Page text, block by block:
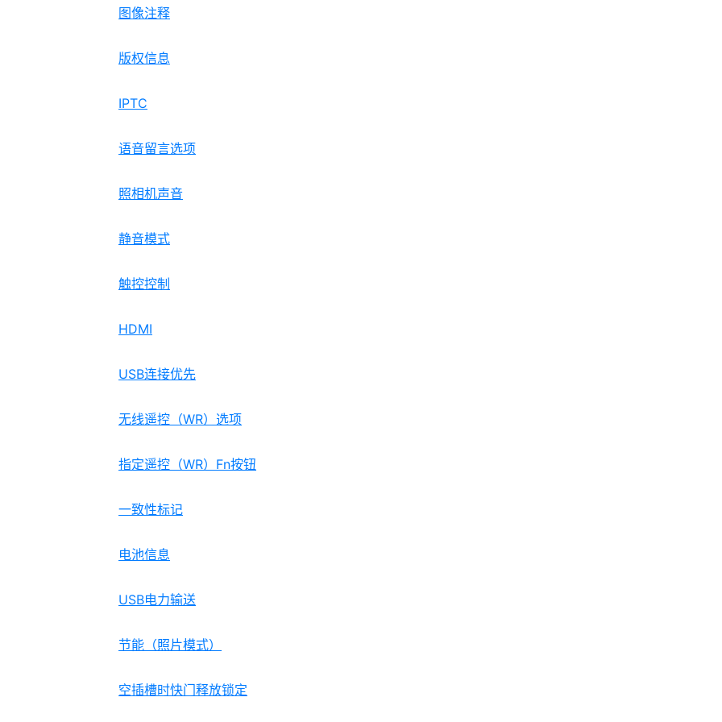
图像注释
版权信息
IPTC
语音留言选项
照相机声音
静音模式
触控控制
HDMI
USB连接优先
无线遥控（WR）选项
指定遥控（WR）Fn按钮
一致性标记
电池信息
USB电力输送
节能（照片模式）
空插槽时快门释放锁定